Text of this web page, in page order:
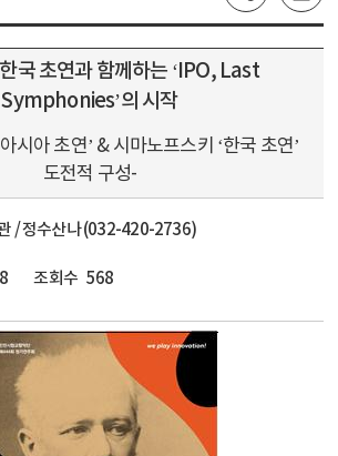
국 초연과 함께하는 ‘IPO, Last
Symphonies’의 시작
시아 초연’ & 시마노프스키 ‘한국 초연’
도전적 구성-
/ 정수산나 (032-420-2736)
조회수 568